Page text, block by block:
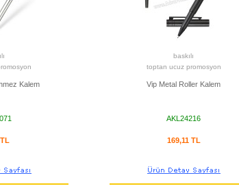
Kalem
baskılı
toptan ucuz promosyon
Vip Metal Roller Kalem
AKL24216
169,11 TL